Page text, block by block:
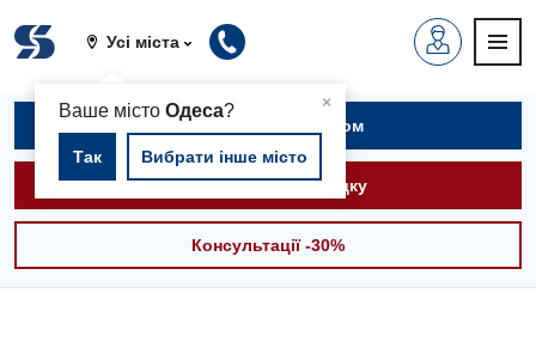
Усі міста
×
Ваше містоОдеса?
Так Вибрати інше місто
Записатися на прийом
Викликати швидку
Консультації -30%